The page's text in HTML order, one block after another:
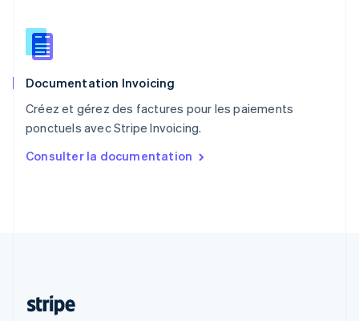
Documentation Invoicing
Créez et gérez des factures pour les paiements
ponctuels avec Stripe Invoicing.
Consulter la documentation
English
Roumanie
Royaume-Uni
Singapour
English 简体中文
English